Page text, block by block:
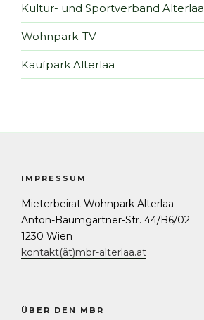
Kultur- und Sportverband Alterlaa
Wohnpark-TV
Kaufpark Alterlaa
IMPRESSUM
Mieterbeirat Wohnpark Alterlaa
Anton-Baumgartner-Str. 44/B6/02
1230 Wien
kontakt(ät)mbr-alterlaa.at
ÜBER DEN MBR